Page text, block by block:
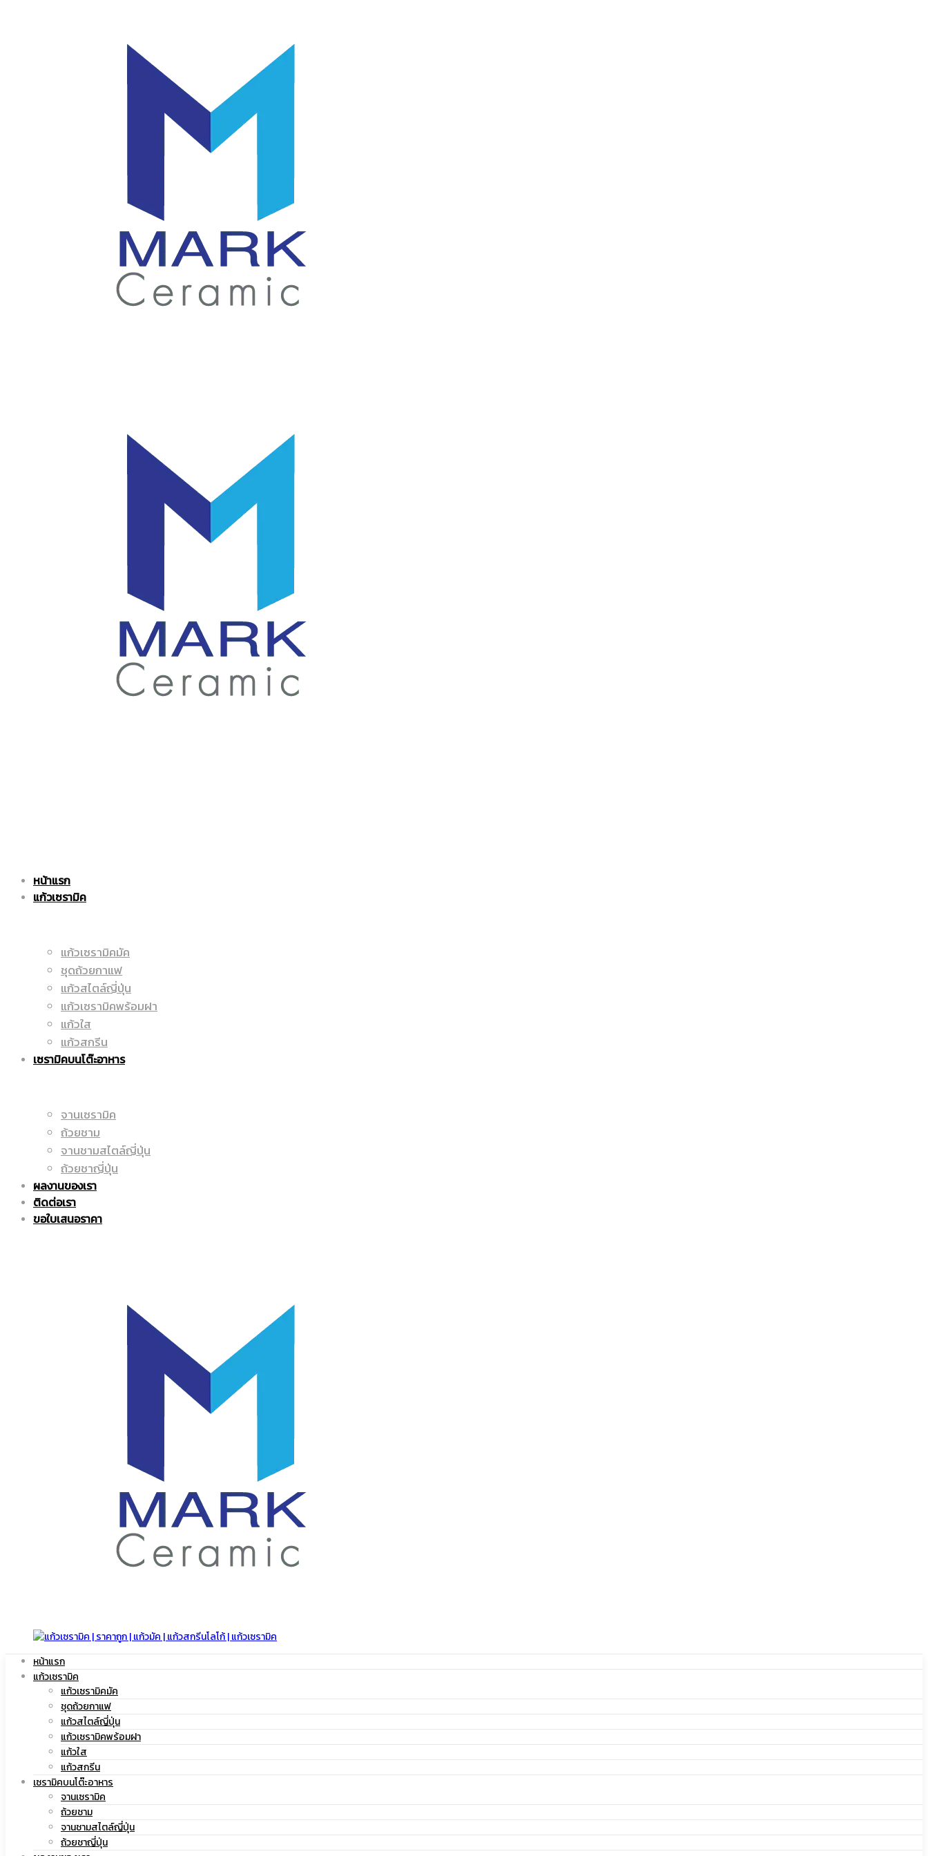
แก้ว
แก้ว
สกรีน
เซรามิค
ราคา
|
หน้าแรก
แก้วเซรามิค
แก้วเซรามิคมัค
ชุดถ้วยกาแฟ
แก้วสไตล์ญี่ปุ่น
แก้วเซรามิคพร้อมฝา
แก้วใส
แก้วสกรีน
เซรามิคบนโต๊ะอาหาร
จานเซรามิค
ถ้วยชาม
จานชามสไตล์ญี่ปุ่น
ถ้วยชาญี่ปุ่น
ผลงานของเรา
ติดต่อเรา
ขอใบเสนอราคา
หน้าแรก
แก้วเซรามิค
แก้วเซรามิคมัค
ชุดถ้วยกาแฟ
แก้วสไตล์ญี่ปุ่น
แก้วเซรามิคพร้อมฝา
แก้วใส
แก้วสกรีน
เซรามิคบนโต๊ะอาหาร
จานเซรามิค
ถ้วยชาม
จานชามสไตล์ญี่ปุ่น
ถ้วยชาญี่ปุ่น